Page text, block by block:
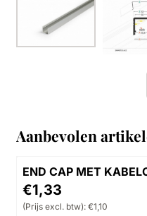
Aanbevolen
END CAP MET
SMART 10MM (2 stuks)
Prijs: 1,33, exclusief
€1,33
(Prijs excl. btw): €1,10